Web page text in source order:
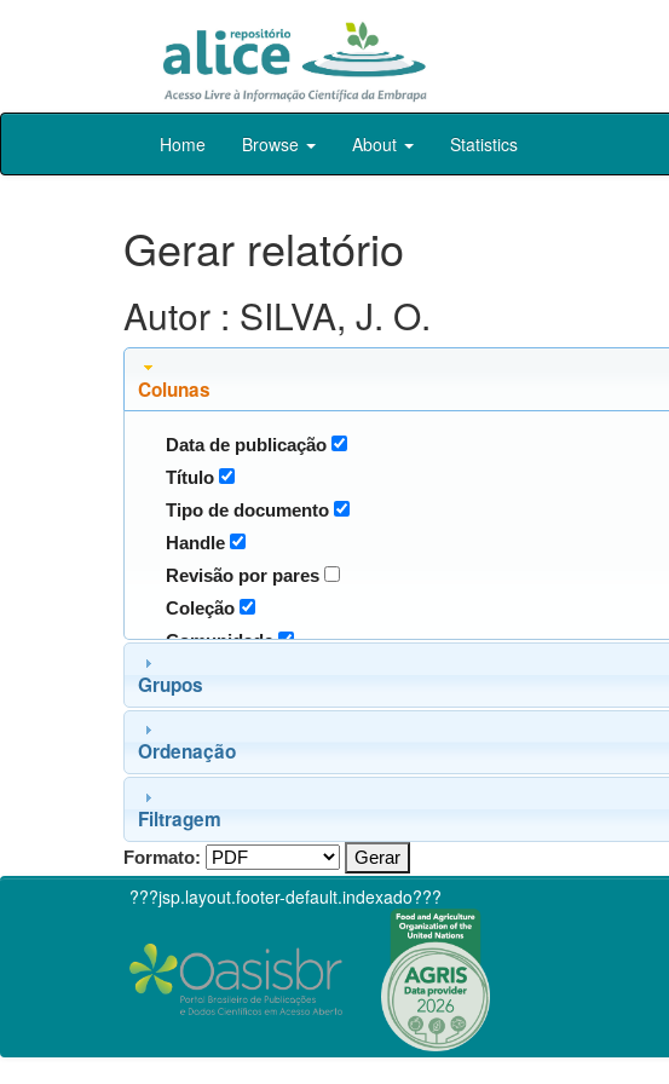
Skip
Home Browse About Statistics
Gerar relatório
Autor : SILVA, J. O.
Colunas
Data de publicação
Título
Tipo de documento
Handle
Revisão por pares
Coleção
Comunidade
Grupos
Ordenação
Filtragem
Formato:
???jsp.layout.footer-default.indexado???